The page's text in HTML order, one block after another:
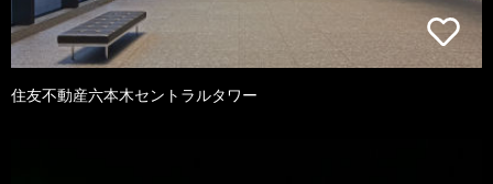
住友不動産六本木セントラルタワー